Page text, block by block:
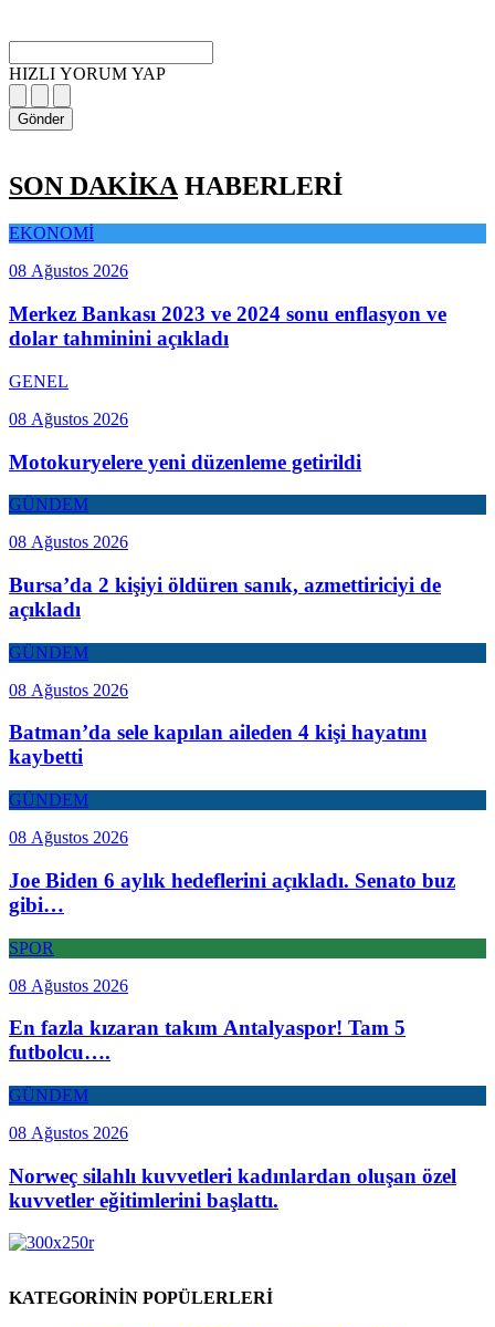
HIZLI YORUM YAP
Gönder
SON DAKİKAHABERLERİ
EKONOMİ
08 Ağustos 2026
Merkez Bankası 2023 ve 2024 sonu enflasyon ve
dolar tahminini açıkladı
GENEL
08 Ağustos 2026
Motokuryelere yeni düzenleme getirildi
GÜNDEM
08 Ağustos 2026
Bursa’da 2 kişiyi öldüren sanık, azmettiriciyi de
açıkladı
GÜNDEM
08 Ağustos 2026
Batman’da sele kapılan aileden 4 kişi hayatını
kaybetti
GÜNDEM
08 Ağustos 2026
Joe Biden 6 aylık hedeflerini açıkladı. Senato buz
gibi…
SPOR
08 Ağustos 2026
En fazla kızaran takım Antalyaspor! Tam 5
futbolcu….
GÜNDEM
08 Ağustos 2026
Norweç silahlı kuvvetleri kadınlardan oluşan özel
kuvvetler eğitimlerini başlattı.
KATEGORİNİN POPÜLERLERİ